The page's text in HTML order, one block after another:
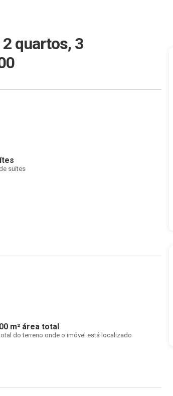
quartos, 3
suítes
m² área total
do terreno onde o imóvel está localizado